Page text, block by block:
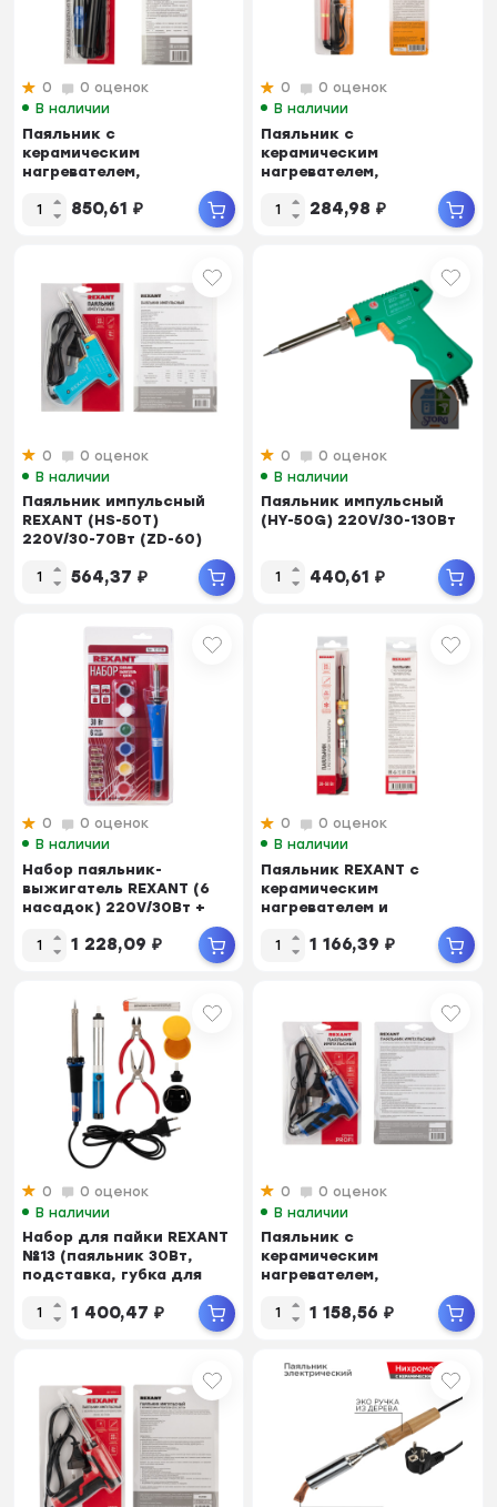
0
0 оценок
В наличии
Паяльник с
керамическим
нагревателем,
REXANT (Профи)
850,61 ₽
0
0 оценок
В наличии
Паяльник с
керамическим
нагревателем,
220V/60Вт
284,98 ₽
0
0 оценок
В наличии
Паяльник импульсный
REXANT (HS-50T)
220V/30-70Вт (ZD-60)
564,37 ₽
0
0 оценок
В наличии
Паяльник импульсный
(HY-50G) 220V/30-130Вт
440,61 ₽
0
0 оценок
В наличии
Набор паяльник-
выжигатель REXANT (6
насадок) 220V/30Вт +
1 228,09 ₽
0
0 оценок
В наличии
Паяльник REXANT с
керамическим
нагревателем и
50Вт (ZD-708)
1 166,39 ₽
0
0 оценок
В наличии
Набор для пайки REXANT
№13 (паяльник 30Вт,
подставка, губка для
1 400,47 ₽
0
0 оценок
В наличии
Паяльник с
керамическим
нагревателем,
(Профи) 220V/25-130Вт...
1 158,56 ₽